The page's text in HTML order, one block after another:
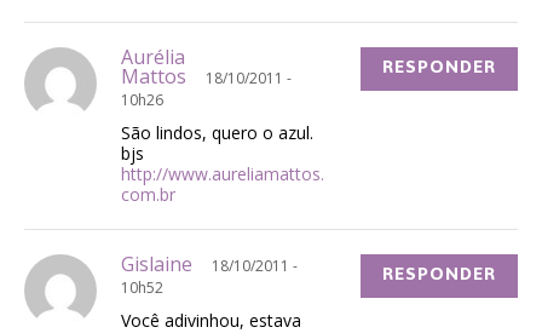
Aurélia
Mattos
18/10/2011 -
10h26
São lindos, quero o azul.
bjs
http://www.aureliamattos.
com.br
RESPONDER
Gislaine
18/10/2011 -
10h52
Você adivinhou, estava
RESPONDER